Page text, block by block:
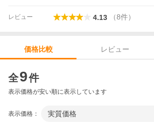
レビュー 4.13 （8件）
価格比較 レビュー
全9件
表示価格が安い順に表示しています
表示価格： 実質価格